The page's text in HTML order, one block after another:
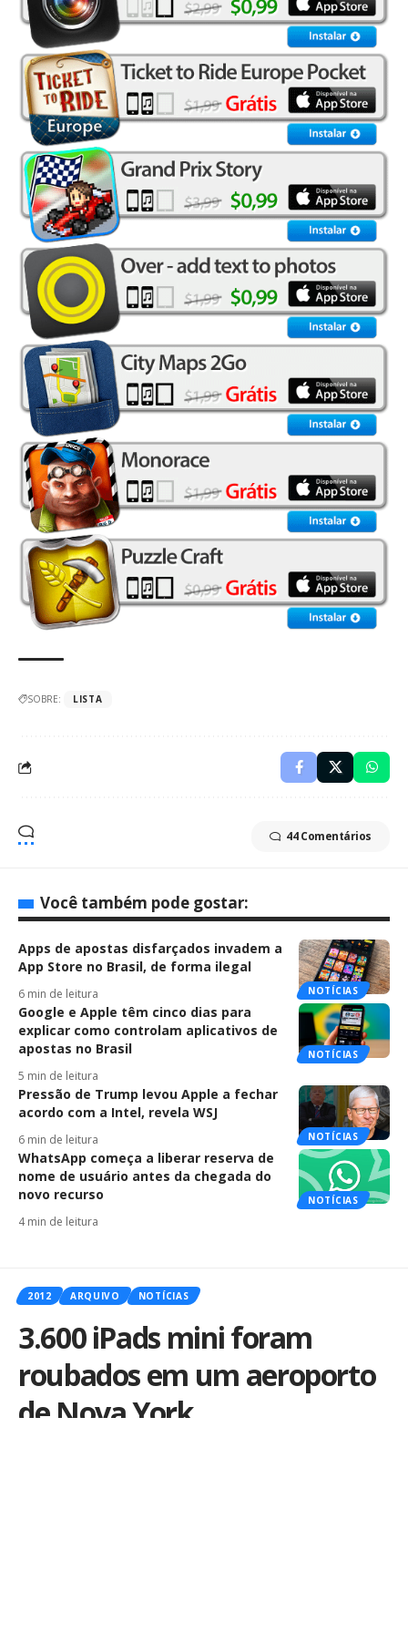
SOBRE: LISTA
44 Comentários
Você também pode gostar:
NOTÍCIAS
Apps de apostas disfarçados invadem a
App Store no Brasil, de forma ilegal
6 min de leitura
NOTÍCIAS
Google e Apple têm cinco dias para
explicar como controlam aplicativos de
apostas no Brasil
5 min de leitura
NOTÍCIAS
Pressão de Trump levou Apple a fechar
acordo com a Intel, revela WSJ
6 min de leitura
NOTÍCIAS
WhatsApp começa a liberar reserva de
nome de usuário antes da chegada do
novo recurso
4 min de leitura
2012 ARQUIVO NOTÍCIAS
3.600 iPads mini foram
roubados em um aeroporto
de Nova York